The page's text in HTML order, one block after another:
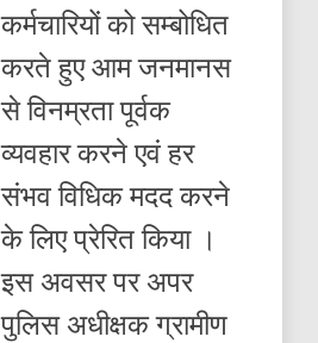
कर्मचारियों को सम्बोधित
करते हुए आम जनमानस
से विनम्रता पूर्वक
व्यवहार करने एवं हर
संभव विधिक मदद करने
के लिए प्रेरित किया ।
इस अवसर पर अपर
पुलिस अधीक्षक ग्रामीण